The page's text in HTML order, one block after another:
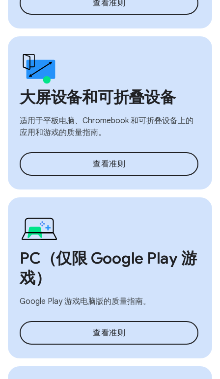
查看准则
大屏设备和可折叠设备
适用于平板电脑、Chromebook 和可折叠设备上的
应用和游戏的质量指南。
查看准则
PC（仅限 Google Play 游
戏）
Google Play 游戏电脑版的质量指南。
查看准则